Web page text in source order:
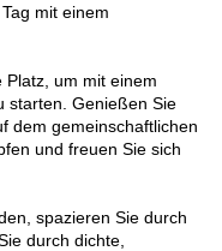
mit einem
Platz, um mit einem
starten. Genießen Sie
dem gemeinschaftlichen
und freuen Sie sich
spazieren Sie durch
durch dichte,